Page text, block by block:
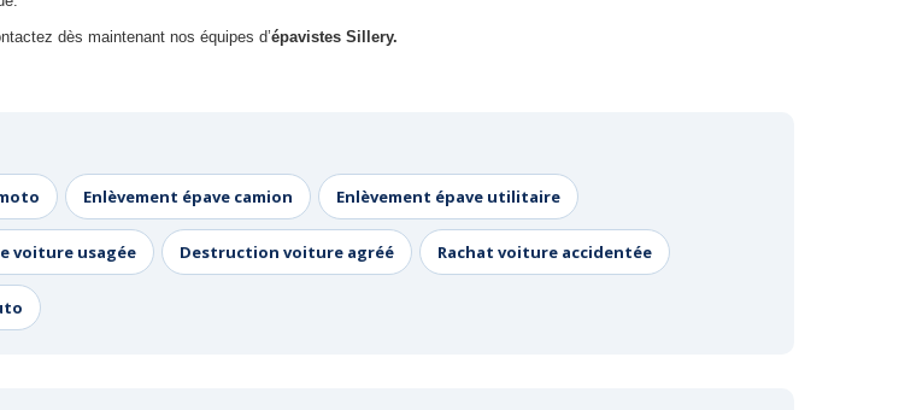
dès maintenant nos équipes d’épavistes Sillery.
Enlèvement épave camion Enlèvement épave utilitaire
voiture usagée Destruction voiture agréé Rachat voiture accidentée